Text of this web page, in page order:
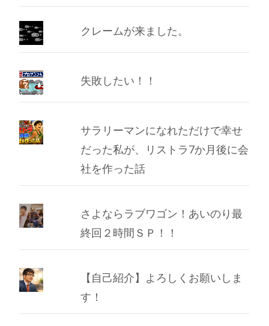
イ
ブ
クレームが来ました。
失敗したい！！
サラリーマンになれただけで幸せ
だった私が、リストラ7か月後に会
社を作った話
さよならラブワゴン！あいのり最
終回２時間ＳＰ！！
【自己紹介】よろしくお願いしま
す！